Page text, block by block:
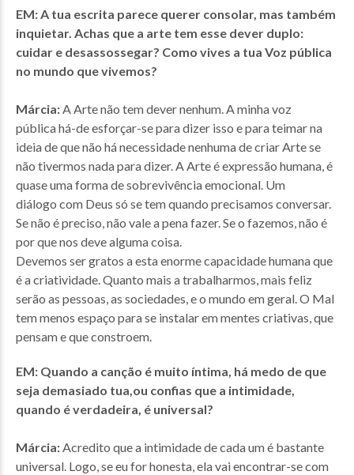
EM: A tua escrita parece querer consolar, mas também
inquietar. Achas que a arte tem esse dever duplo:
cuidar e desassossegar? Como vives a tua Voz pública
no mundo que vivemos?
Márcia:A Arte não tem dever nenhum. A minha voz
pública há-de esforçar-se para dizer isso e para teimar na
ideia de que não há necessidade nenhuma de criar Arte se
não tivermos nada para dizer. A Arte é expressão humana, é
quase uma forma de sobrevivência emocional. Um
diálogo com Deus só se tem quando precisamos conversar.
Se não é preciso, não vale a pena fazer. Se o fazemos, não é
por que nos deve alguma coisa.
Devemos ser gratos a esta enorme capacidade humana que
é a criatividade. Quanto mais a trabalharmos, mais feliz
serão as pessoas, as sociedades, e o mundo em geral. O Mal
tem menos espaço para se instalar em mentes criativas, que
pensam e que constroem.
EM: Quando a canção é muito íntima, há medo de que
seja demasiado tua,ou confias que a intimidade,
quando é verdadeira, é universal?
Márcia:Acredito que a intimidade de cada um é bastante
universal. Logo, se eu for honesta, ela vai encontrar-se com